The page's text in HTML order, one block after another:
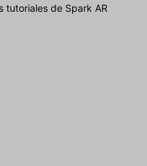
tutoriales de Spark AR